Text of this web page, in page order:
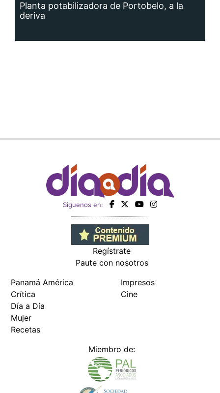
Planta potabilizadora de Portobelo, a la
deriva
Siguenos en:
Regístrate
Paute con nosotros
Panamá América
Crítica
Día a Día
Mujer
Recetas
Impresos
Cine
Miembro de: